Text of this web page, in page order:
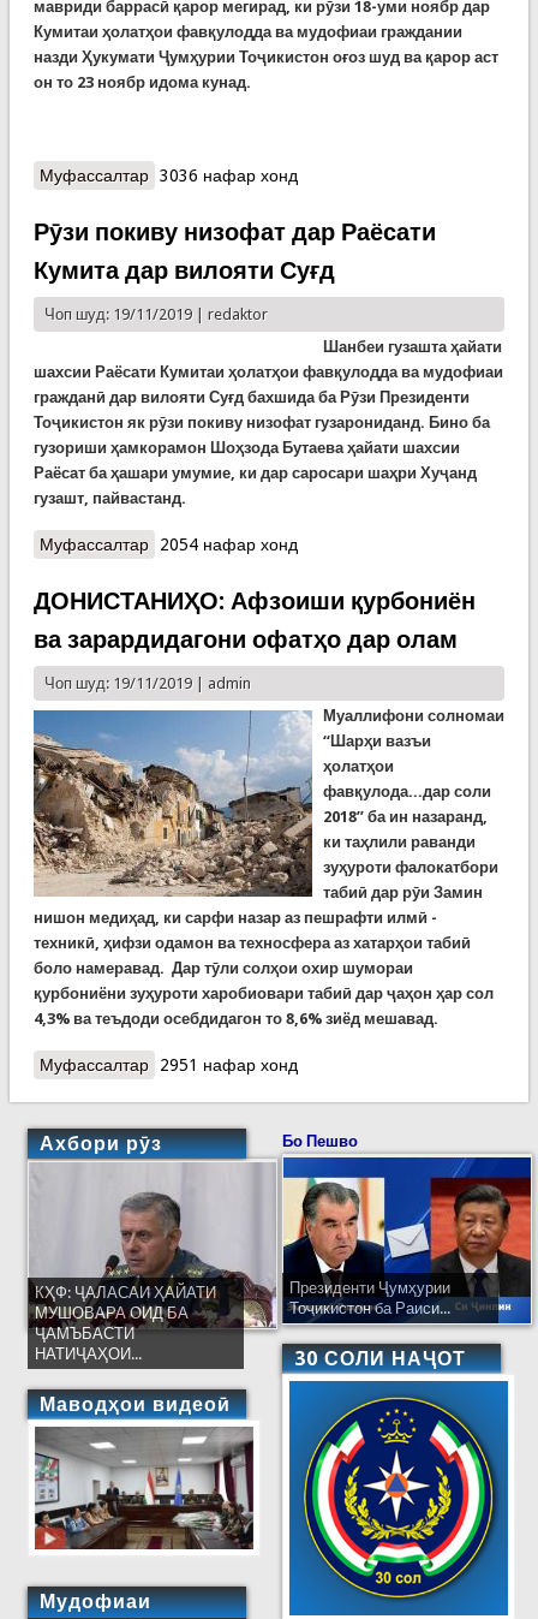
мавриди баррасӣ қарор мегирад, ки рӯзи 18-уми ноябр дар
Кумитаи ҳолатҳои фавқулодда ва мудофиаи граждании
назди Ҳукумати Ҷумҳурии Тоҷикистон оғоз шуд ва қарор аст
он то 23 ноябр идома кунад.
Муфассалтаро Кормандони КҲФ муносибат бо расонаҳоро
3036 нафар хонд
Рӯзи покиву низофат дар Раёсати
Кумита дар вилояти Суғд
Чоп шуд: 19/11/2019 | redaktor
Шанбеи гузашта ҳайати
шахсии Раёсати Кумитаи ҳолатҳои фавқулодда ва мудофиаи
гражданӣ дар вилояти Суғд бахшида ба Рӯзи Президенти
Тоҷикистон як рӯзи покиву низофат гузарониданд. Бино ба
гузориши ҳамкорамон Шоҳзода Бутаева ҳайати шахсии
Раёсат ба ҳашари умумие, ки дар саросари шаҳри Хуҷанд
гузашт, пайвастанд.
Муфассалтаро Рӯзи покиву низофат дар Раёсати Кумита дар
2054 нафар хонд
ДОНИСТАНИҲО: Афзоиши қурбониён
ва зарардидагони офатҳо дар олам
Чоп шуд: 19/11/2019 | admin
Муаллифони солномаи
“Шарҳи вазъи
ҳолатҳои
фавқулода...дар соли
2018” ба ин назаранд,
ки таҳлили раванди
зуҳуроти фалокатбори
табиӣ дар рӯи Замин
нишон медиҳад, ки сарфи назар аз пешрафти илмӣ -
техникӣ, ҳифзи одамон ва техносфера аз хатарҳои табиӣ
боло намеравад. Дар тӯли солҳои охир шумораи
қурбониёни зуҳуроти харобиовари табиӣ дар ҷаҳон ҳар сол
4,3% ва теъдоди осебдидагон то 8,6% зиёд мешавад.
Муфассалтаро ДОНИСТАНИҲО: Афзоиши қурбониён ва
2951 нафар хонд
Ахбори рӯз
КҲФ: ҶАЛАСАИ ҲАЙАТИ
МУШОВАРА ОИД БА
ҶАМЪБАСТИ
НАТИҶАҲОИ...
Маводҳои видеоӣ
Мудофиаи
Бо Пешво
Президенти Ҷумҳурии
Тоҷикистон ба Раиси...
30 СОЛИ НАҶОТ